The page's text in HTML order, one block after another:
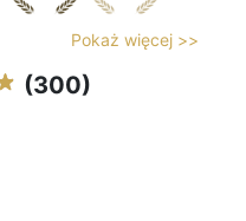
Pokaż więcej >>
(300)